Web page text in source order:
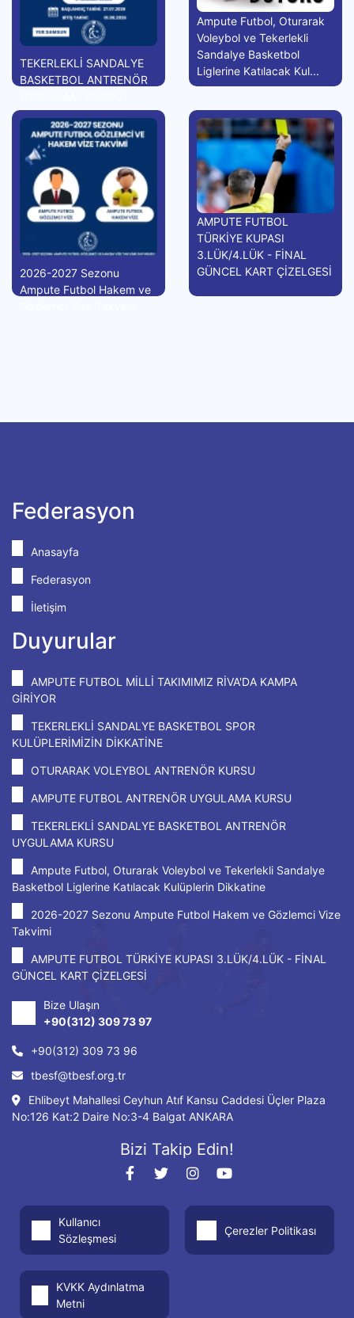
TEKERLEKLİ SANDALYE
BASKETBOL ANTRENÖR
Ampute Futbol, Oturarak
Voleybol ve Tekerlekli
Sandalye Basketbol
Liglerine Katılacak Kul...
2026-2027 Sezonu
Ampute Futbol Hakem ve
AMPUTE FUTBOL
TÜRKİYE KUPASI
3.LÜK/4.LÜK - FİNAL
GÜNCEL KART ÇİZELGESİ
Federasyon
Anasayfa
Federasyon
İletişim
Duyurular
AMPUTE FUTBOL MİLLİ TAKIMIMIZ RİVA'DA KAMPA
GİRİYOR
TEKERLEKLİ SANDALYE BASKETBOL SPOR
KULÜPLERİMİZİN DİKKATİNE
OTURARAK VOLEYBOL ANTRENÖR KURSU
AMPUTE FUTBOL ANTRENÖR UYGULAMA KURSU
TEKERLEKLİ SANDALYE BASKETBOL ANTRENÖR
UYGULAMA KURSU
Ampute Futbol, Oturarak Voleybol ve Tekerlekli Sandalye
Basketbol Liglerine Katılacak Kulüplerin Dikkatine
2026-2027 Sezonu Ampute Futbol Hakem ve Gözlemci Vize
Takvimi
AMPUTE FUTBOL TÜRKİYE KUPASI 3.LÜK/4.LÜK - FİNAL
GÜNCEL KART ÇİZELGESİ
Bize Ulaşın
+90(312) 309 73 97
+90(312) 309 73 96
tbesf@tbesf.org.tr
Ehlibeyt Mahallesi Ceyhun Atıf Kansu Caddesi Üçler Plaza
No:126 Kat:2 Daire No:3-4 Balgat ANKARA
Bizi Takip Edin!
Kullanıcı
Sözleşmesi
Çerezler Politikası
KVKK Aydınlatma
Metni